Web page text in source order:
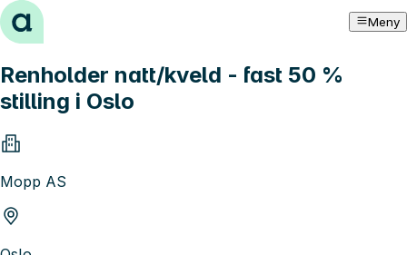
Hopp til innhold Meny
Renholder natt/kveld - fast 50 %
stilling i Oslo
Mopp AS